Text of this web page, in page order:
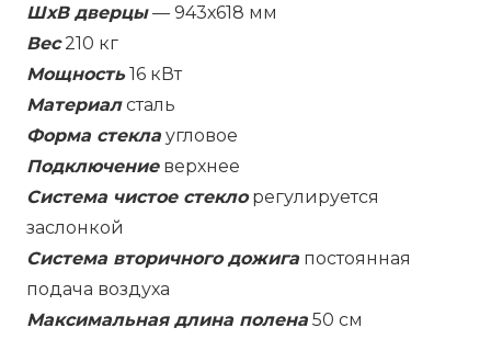
ШхВ дверцы— 943х618 мм
Вес210 кг
Мощность 16 кВт
Материалсталь
Форма стекла угловое
Подключениеверхнее
Система чистое стеклорегулируется
заслонкой
Система вторичного дожига постоянная
подача воздуха
Максимальная длина полена 50 см